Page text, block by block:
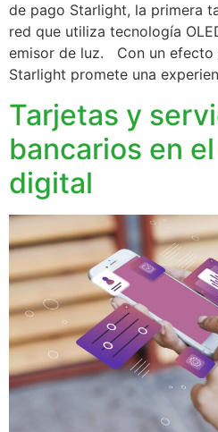
de pago Starlight, la primera
red que utiliza tecnología
emisor de luz. Con un efecto
Starlight promete una
Tarjetas y
bancarios en
digital